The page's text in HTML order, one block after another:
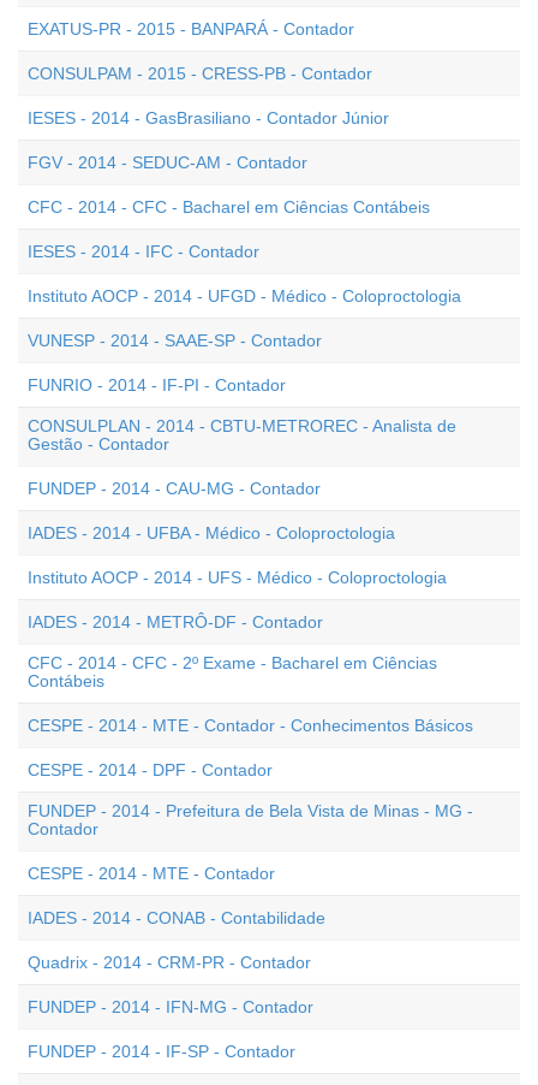
EXATUS-PR - 2015 - BANPARÁ - Contador
CONSULPAM - 2015 - CRESS-PB - Contador
IESES - 2014 - GasBrasiliano - Contador Júnior
FGV - 2014 - SEDUC-AM - Contador
CFC - 2014 - CFC - Bacharel em Ciências Contábeis
IESES - 2014 - IFC - Contador
Instituto AOCP - 2014 - UFGD - Médico - Coloproctologia
VUNESP - 2014 - SAAE-SP - Contador
FUNRIO - 2014 - IF-PI - Contador
CONSULPLAN - 2014 - CBTU-METROREC - Analista de
Gestão - Contador
FUNDEP - 2014 - CAU-MG - Contador
IADES - 2014 - UFBA - Médico - Coloproctologia
Instituto AOCP - 2014 - UFS - Médico - Coloproctologia
IADES - 2014 - METRÔ-DF - Contador
CFC - 2014 - CFC - 2º Exame - Bacharel em Ciências
Contábeis
CESPE - 2014 - MTE - Contador - Conhecimentos Básicos
CESPE - 2014 - DPF - Contador
FUNDEP - 2014 - Prefeitura de Bela Vista de Minas - MG -
Contador
CESPE - 2014 - MTE - Contador
IADES - 2014 - CONAB - Contabilidade
Quadrix - 2014 - CRM-PR - Contador
FUNDEP - 2014 - IFN-MG - Contador
FUNDEP - 2014 - IF-SP - Contador